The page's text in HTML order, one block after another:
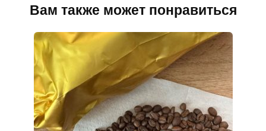
Вам также может понравиться